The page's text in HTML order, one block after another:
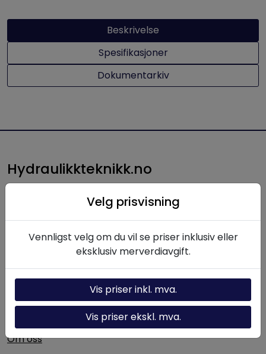
Beskrivelse
Spesifikasjoner
Dokumentarkiv
Hydraulikkteknikk.no
og løsninger innen hydraulikk til norsk industri. Med
lang erfaring og solid fagkompetanse bistår vi kunder
med alt fra enkeltkomponenter til komplette
hydrauliske systemer.
Nyttige linker
Hydraulikk-kalkulator
Om oss
Velg prisvisning
Vennligst velg om du vil se priser inklusiv eller
eksklusiv merverdiavgift.
Vis priser inkl. mva.
Vis priser ekskl. mva.